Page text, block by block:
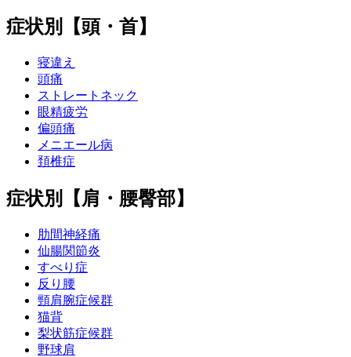
症状別【頭・首】
寝違え
頭痛
ストレートネック
眼精疲労
偏頭痛
メニエール病
頚椎症
症状別【肩・腰臀部】
肋間神経痛
仙腸関節炎
すべり症
反り腰
頸肩腕症候群
猫背
梨状筋症候群
野球肩